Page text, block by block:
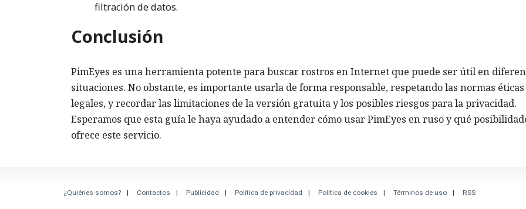
filtración de datos.
Conclusión
PimEyes es una herramienta potente para buscar rostros en Internet que puede ser útil en
situaciones. No obstante, es importante usarla de forma responsable, respetando las normas
legales, y recordar las limitaciones de la versión gratuita y los posibles riesgos para la privacidad.
Esperamos que esta guía le haya ayudado a entender cómo usar PimEyes en ruso y qué
ofrece este servicio.
¿Quiénes somos? Contactos Publicidad Política de privacidad Política de cookies Términos de uso RSS